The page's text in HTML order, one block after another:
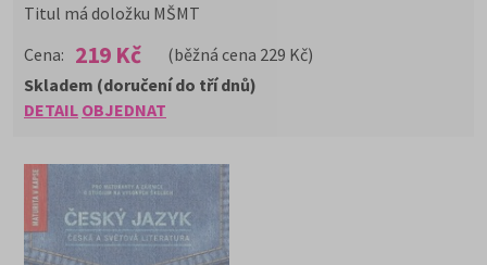
Titul má doložku MŠMT
Cena: 219 Kč (běžná cena 229 Kč)
DETAIL OBJEDNAT
Skladem (doručení do tří dnů)